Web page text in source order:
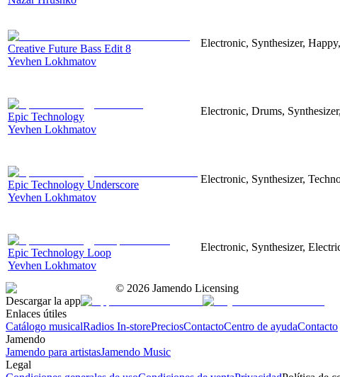
Creative Future Bass Edit 8
Yevhen Lokhmatov
Electronic, Synthesizer,
Epic Technology
Yevhen Lokhmatov
Electronic, Drums,
Epic Technology Underscore
Yevhen Lokhmatov
Electronic, Synthesizer,
Epic Technology Loop
Yevhen Lokhmatov
Electronic, Synthesizer,
© 2026 Jamendo Licensing
Descargar la app
Enlaces útiles
Catálogo musicalRadios In-storePreciosContactoCentro de ayudaContacto
Jamendo
Jamendo para artistasJamendo Music
Legal